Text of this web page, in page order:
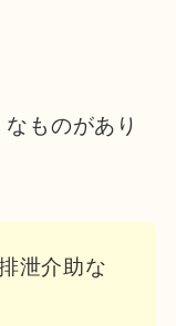
ものがあり
泄介助な